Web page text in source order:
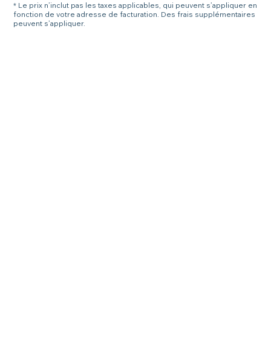
* Le prix n’inclut pas les taxes applicables, qui peuvent s’appliquer en
fonction de votre adresse de facturation. Des frais supplémentaires
peuvent s’appliquer.